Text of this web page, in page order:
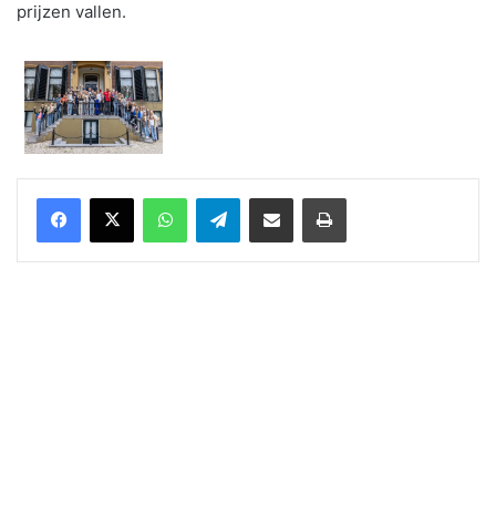
prijzen vallen.
WhatsAppTelegramDelen via Email Print